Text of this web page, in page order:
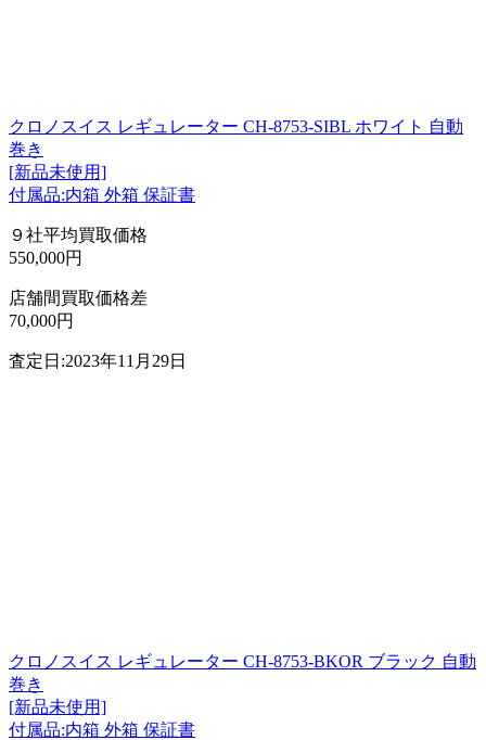
クロノスイス レギュレーター CH-8753-SIBL ホワイト 自動
巻き
[新品未使用]
付属品:内箱 外箱 保証書
９社平均買取価格
550,000円
店舗間買取価格差
70,000円
査定日:2023年11月29日
クロノスイス レギュレーター CH-8753-BKOR ブラック 自動
巻き
[新品未使用]
付属品:内箱 外箱 保証書